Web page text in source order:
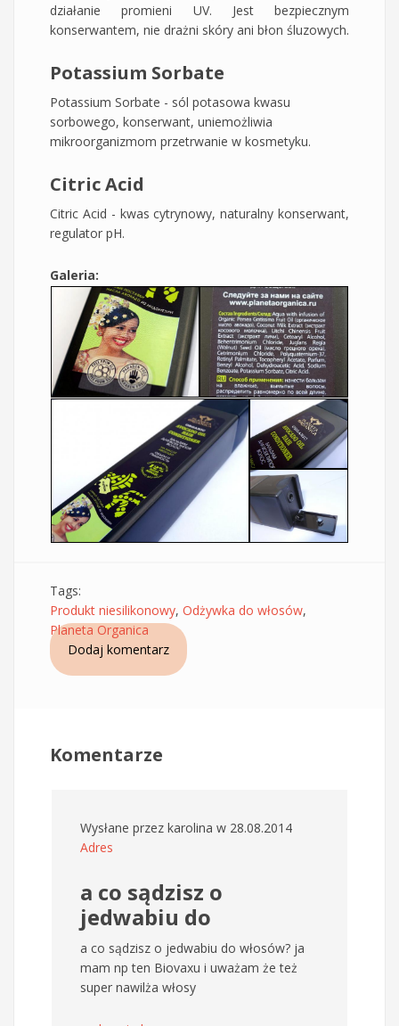
działanie promieni UV. Jest bezpiecznym
konserwantem, nie drażni skóry ani błon śluzowych.
Potassium Sorbate
Potassium Sorbate - sól potasowa kwasu
sorbowego, konserwant, uniemożliwia
mikroorganizmom przetrwanie w kosmetyku.
Citric Acid
Citric Acid - kwas cytrynowy, naturalny konserwant,
regulator pH.
Galeria:
Tags:
Produkt niesilikonowy, Odżywka do włosów,
Planeta Organica
Dodaj komentarz
Komentarze
Wysłane przez karolina w 28.08.2014
Adres
a co sądzisz o
jedwabiu do
a co sądzisz o jedwabiu do włosów? ja
mam np ten Biovaxu i uważam że też
super nawilża włosy